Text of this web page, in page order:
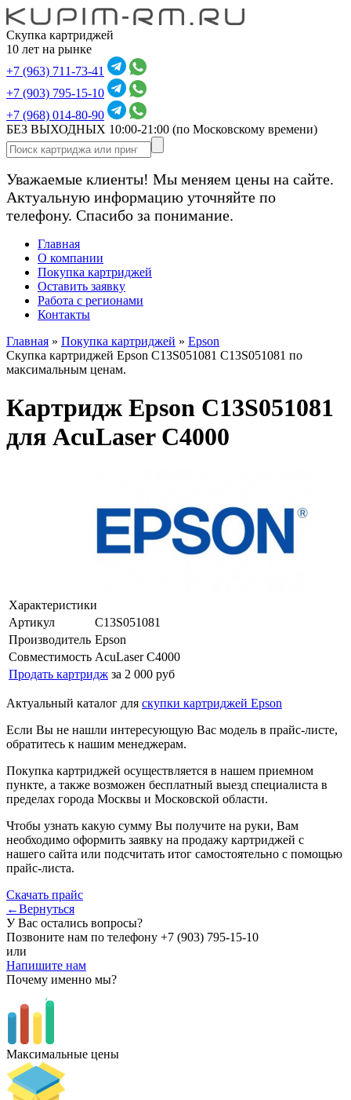
Скупка картриджей
10 лет на рынке
+7 (963) 711-73-41
+7 (903) 795-15-10
+7 (968) 014-80-90
БЕЗ ВЫХОДНЫХ 10:00-21:00 (по Московскому времени)
Уважаемые клиенты! Мы меняем цены на сайте.
Актуальную информацию уточняйте по
телефону. Спасибо за понимание.
Главная
О компании
Покупка картриджей
Оставить заявку
Работа с регионами
Контакты
Главная » Покупка картриджей » Epson
Скупка картриджей Epson C13S051081 C13S051081 по
максимальным ценам.
Картридж Epson C13S051081
для AcuLaser C4000
Характеристики
Артикул
C13S051081
Производитель Epson
Совместимость AcuLaser C4000
Продать картридж за 2 000 руб
Актуальный каталог для скупки картриджей Epson
Если Вы не нашли интересующую Вас модель в прайс-листе,
обратитесь к нашим менеджерам.
Покупка картриджей осуществляется в нашем приемном
пункте, а также возможен бесплатный выезд специалиста в
пределах города Москвы и Московской области.
Чтобы узнать какую сумму Вы получите на руки, Вам
необходимо оформить заявку на продажу картриджей с
нашего сайта или подсчитать итог самостоятельно с помощью
прайс-листа.
Скачать прайс
←Вернуться
У Вас остались вопросы?
Позвоните нам по телефону +7 (903) 795-15-10
или
Напишите нам
Почему именно мы?
Максимальные цены